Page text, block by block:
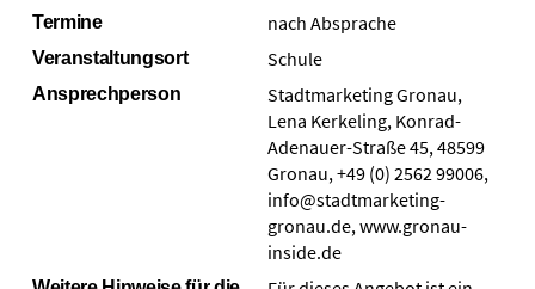
Termine nach Absprache
Veranstaltungsort Schule
Ansprechperson
Stadtmarketing Gronau,
Lena Kerkeling, Konrad-
Adenauer-Straße 45, 48599
Gronau, +49 (0) 2562 99006,
info@stadtmarketing-
gronau.de, www.gronau-
inside.de